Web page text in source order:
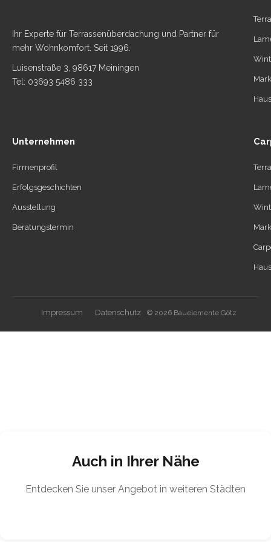
Ihr Experte für Terrassenüberdachung und Partner für
mehr Wohnkomfort. Seit 1996.
Luisenstraße 3, 98617 Meiningen
Tel: 03693 5486 333
Unternehmen
Firmenprofil
Erfolgsgeschichten
Ausstellung
Beratungstermin
Impressum Datenschutz © 2026 Bauelemente Götz
Auch in Ihrer Nähe
Entdecken Sie unser Angebot in weiteren Städten